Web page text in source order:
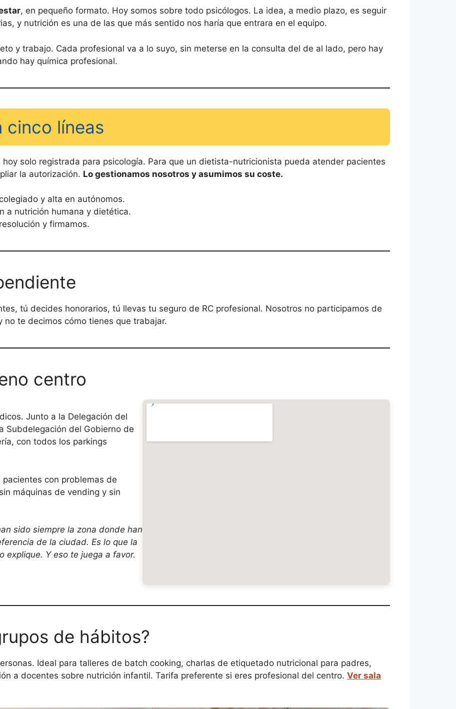
, en pequeño formato. Hoy somos sobre todo psicólogos. La idea, a medio plazo, es seguir
y nutrición es una de las que más sentido nos haría que entrara en el equipo.
y trabajo. Cada profesional va a lo suyo, sin meterse en la consulta del de al lado, pero hay
hay química profesional.
cinco líneas
hoy solo registrada para psicología. Para que un dietista-nutricionista pueda atender pacientes
la autorización. Lo gestionamos nosotros y asumimos su coste.
y alta en autónomos.
a nutrición humana y dietética.
y firmamos.
tú decides honorarios, tú llevas tu seguro de RC profesional. Nosotros no participamos de
te decimos cómo tienes que trabajar.
centro
Junto a la Delegación del
Subdelegación del Gobierno de
con todos los parkings
con problemas de
máquinas de vending y sin
sido siempre la zona donde han
de la ciudad. Es lo que la
explique. Y eso te juega a favor.
de hábitos?
Ideal para talleres de batch cooking, charlas de etiquetado nutricional para padres,
a docentes sobre nutrición infantil. Tarifa preferente si eres profesional del centro. Ver sala